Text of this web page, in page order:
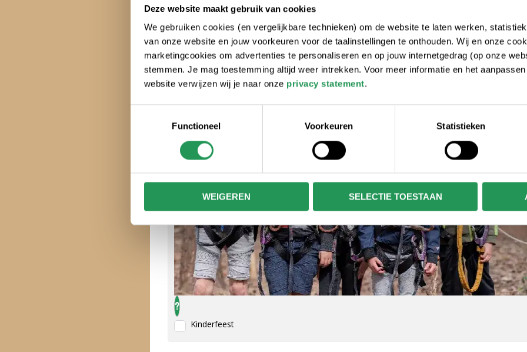
Deze website maakt gebruik van cookies
We gebruiken cookies (en vergelijkbare technieken) om de website te laten werken,
van onze website en jouw voorkeuren voor de taalinstellingen te onthouden. Wij en onze
marketingcookies om advertenties te personaliseren en op jouw internetgedrag (op onze
stemmen. Je mag toestemming altijd weer intrekken. Voor meer informatie en het
website verwijzen wij je naar onze privacy statement.
Functioneel
Voorkeuren Statistieken
WEIGEREN SELECTIE TOESTAAN
Klimtickets
Kinderfeest
?
Kinderfeest